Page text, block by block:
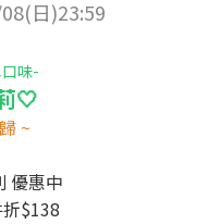
日)23:59
味-
🤍
~
優惠中
$138